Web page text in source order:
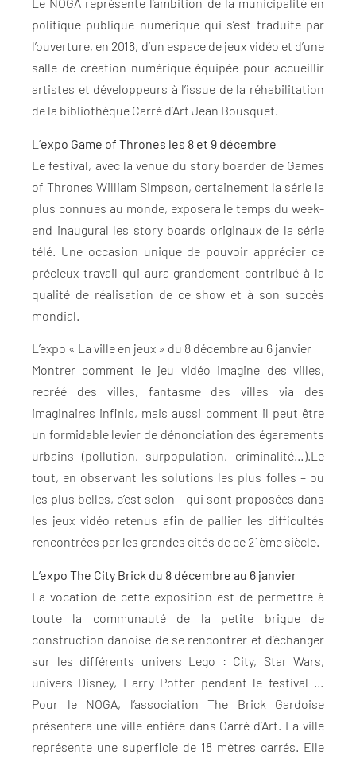
Le NOGA représente l’ambition de la municipalité en
politique publique numérique qui s’est traduite par
l’ouverture, en 2018, d’un espace de jeux vidéo et d’une
salle de création numérique équipée pour accueillir
artistes et développeurs à l’issue de la réhabilitation
de la bibliothèque Carré d’Art Jean Bousquet.
L’expo Game of Thrones les 8 et 9 décembre
Le festival, avec la venue du story boarder de Games
of Thrones William Simpson, certainement la série la
plus connues au monde, exposera le temps du week-
end inaugural les story boards originaux de la série
télé. Une occasion unique de pouvoir apprécier ce
précieux travail qui aura grandement contribué à la
qualité de réalisation de ce show et à son succès
mondial.
L’expo « La ville en jeux » du 8 décembre au 6 janvier
Montrer comment le jeu vidéo imagine des villes,
recréé des villes, fantasme des villes via des
imaginaires infinis, mais aussi comment il peut être
un formidable levier de dénonciation des égarements
urbains (pollution, surpopulation, criminalité…).Le
tout, en observant les solutions les plus folles – ou
les plus belles, c’est selon – qui sont proposées dans
les jeux vidéo retenus afin de pallier les difficultés
rencontrées par les grandes cités de ce 21ème siècle.
L’expo The City Brick du 8 décembre au 6 janvier
La vocation de cette exposition est de permettre à
toute la communauté de la petite brique de
construction danoise de se rencontrer et d’échanger
sur les différents univers Lego : City, Star Wars,
univers Disney, Harry Potter pendant le festival …
Pour le NOGA, l’association The Brick Gardoise
présentera une ville entière dans Carré d’Art. La ville
représente une superficie de 18 mètres carrés. Elle